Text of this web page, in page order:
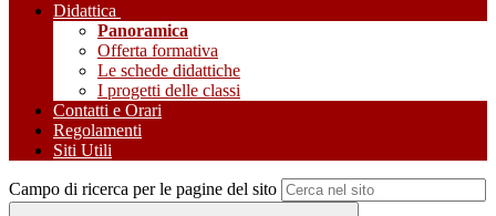
Didattica
Panoramica
Offerta formativa
Le schede didattiche
I progetti delle classi
Contatti e Orari
Regolamenti
Siti Utili
Campo di ricerca per le pagine del sito